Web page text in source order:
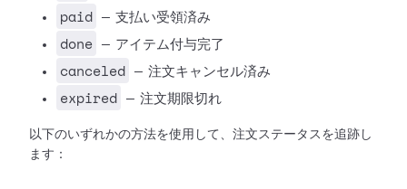
paid — 支払い受領済み
done — アイテム付与完了
canceled — 注文キャンセル済み
expired — 注文期限切れ
以下のいずれかの方法を使用して、注文ステータスを追跡し
ます：